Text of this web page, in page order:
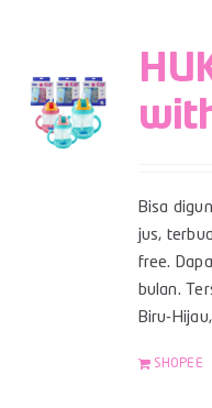
Bisa
jus,
free.
bulan.
Biru-
SHOPEE